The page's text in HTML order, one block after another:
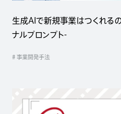
生成AIで新規事業はつくれる
ナルプロンプト-
# 事業開発手法